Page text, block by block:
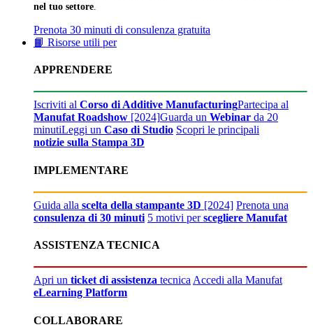
nel tuo settore
Prenota 30 minuti di consulenza gratuita
📙 Risorse utili per
APPRENDERE
Iscriviti al Corso di Additive ManufacturingPartecipa al
Manufat Roadshow [2024]Guarda un Webinar da 20
minutiLeggi un Caso di Studio Scopri le principali
notizie sulla Stampa 3D
IMPLEMENTARE
Guida alla scelta della stampante 3D [2024] Prenota una
consulenza di 30 minuti 5 motivi perscegliere Manufat
ASSISTENZA TECNICA
Apri un ticket di assistenza tecnicaAccedi alla Manufat
eLearning Platform
COLLABORARE